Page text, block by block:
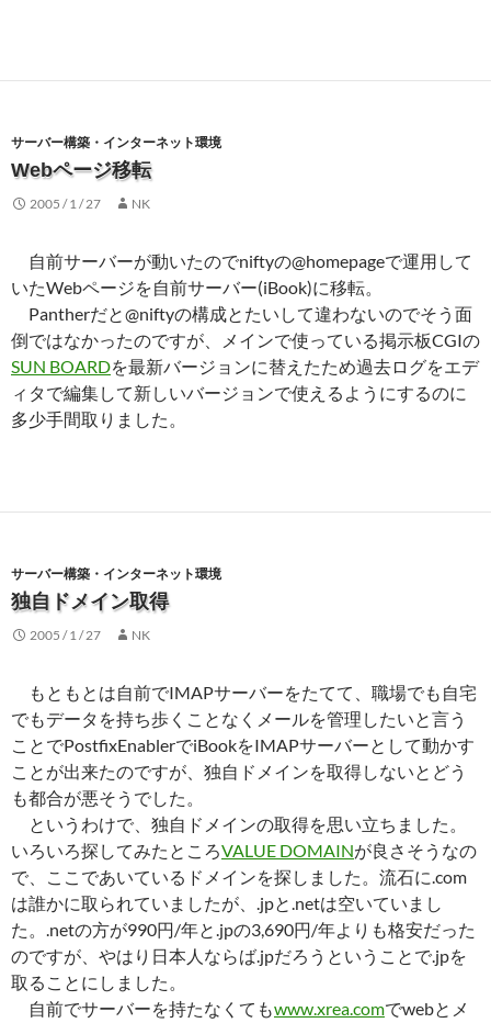
サーバー構築・インターネット環境
Webページ移転
2005 / 1 / 27 NK
自前サーバーが動いたのでniftyの@homepageで運用して
いたWebページを自前サーバー(iBook)に移転。
Pantherだと@niftyの構成とたいして違わないのでそう面
倒ではなかったのですが、メインで使っている掲示板CGIの
SUN BOARDを最新バージョンに替えたため過去ログをエデ
ィタで編集して新しいバージョンで使えるようにするのに
多少手間取りました。
サーバー構築・インターネット環境
独自ドメイン取得
2005 / 1 / 27 NK
もともとは自前でIMAPサーバーをたてて、職場でも自宅
でもデータを持ち歩くことなくメールを管理したいと言う
ことでPostfixEnablerでiBookをIMAPサーバーとして動かす
ことが出来たのですが、独自ドメインを取得しないとどう
も都合が悪そうでした。
というわけで、独自ドメインの取得を思い立ちました。
いろいろ探してみたところVALUE DOMAINが良さそうなの
で、ここであいているドメインを探しました。流石に.com
は誰かに取られていましたが、.jpと.netは空いていまし
た。.netの方が990円/年と.jpの3,690円/年よりも格安だった
のですが、やはり日本人ならば.jpだろうということで.jpを
取ることにしました。
自前でサーバーを持たなくてもwww.xrea.comでwebとメ